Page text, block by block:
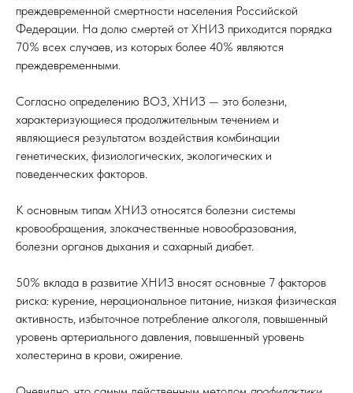
преждевременной смертности населения Российской
Федерации. На долю смертей от ХНИЗ приходится порядка
70% всех случаев, из которых более 40% являются
преждевременными.
Согласно определению ВОЗ, ХНИЗ — это болезни,
характеризующиеся продолжительным течением и
являющиеся результатом воздействия комбинации
генетических, физиологических, экологических и
поведенческих факторов.
К основным типам ХНИЗ относятся болезни системы
кровообращения, злокачественные новообразования,
болезни органов дыхания и сахарный диабет.
50% вклада в развитие ХНИЗ вносят основные 7 факторов
риска: курение, нерациональное питание, низкая физическая
активность, избыточное потребление алкоголя, повышенный
уровень артериального давления, повышенный уровень
холестерина в крови, ожирение.